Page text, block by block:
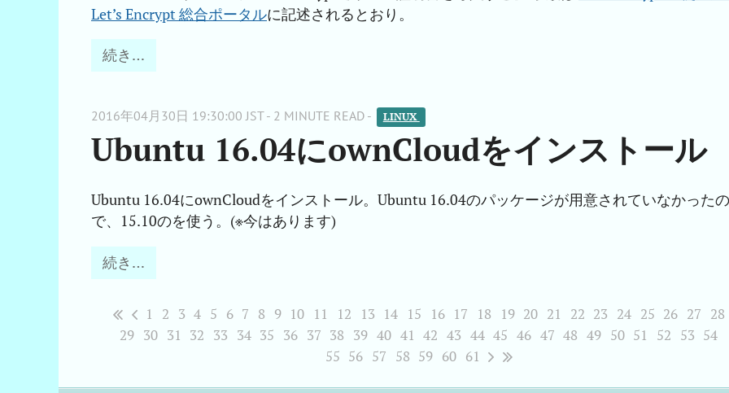
Let’s Encrypt 総合ポータルに記述されるとおり。
続き…
2016年04月30日 19:30:00 JST - 2 MINUTE READ - LINUX
Ubuntu 16.04にownCloudをインストール
Ubuntu 16.04にownCloudをインストール。Ubuntu 16.04のパッケージが用意されていなかったの
で、15.10のを使う。(※今はあります)
続き…
1 2 3 4 5 6 7 8 9 10 11 12 13 14 15 16 17 18 19 20 21 22 23 24 25 26 27 28
29 30 31 32 33 34 35 36 37 38 39 40 41 42 43 44 45 46 47 48 49 50 51 52 53 54
55 56 57 58 59 60 61